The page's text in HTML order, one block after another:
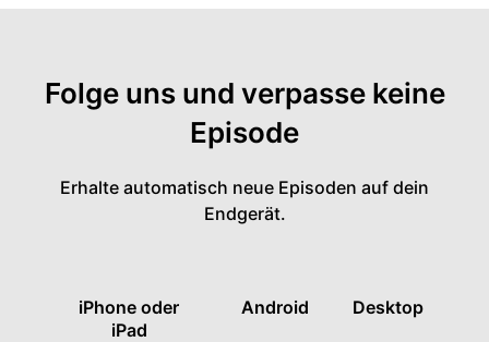
Folge uns und verpasse keine
Episode
Erhalte automatisch neue Episoden auf dein
Endgerät.
iPhone oder
iPad
Android Desktop